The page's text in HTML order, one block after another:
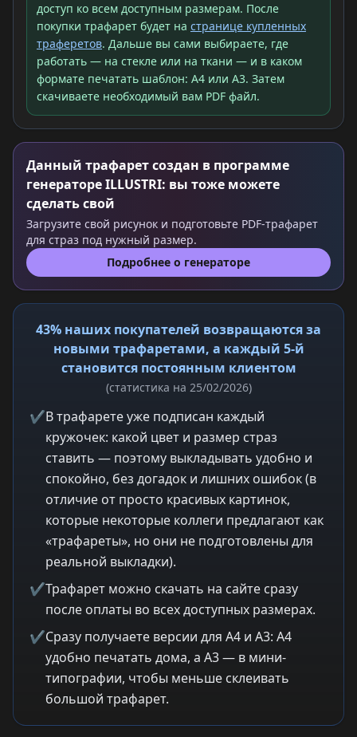
доступ ко всем доступным размерам. После
покупки трафарет будет на странице купленных
траферетов. Дальше вы сами выбираете, где
работать — на стекле или на ткани — и в каком
формате печатать шаблон: A4 или A3. Затем
скачиваете необходимый вам PDF файл.
Данный трафарет создан в программе
генераторе ILLUSTRI: вы тоже можете
сделать свой
Загрузите свой рисунок и подготовьте PDF-трафарет
для страз под нужный размер.
Подробнее о генераторе
43% наших покупателей возвращаются за
новыми трафаретами, а каждый 5-й
становится постоянным клиентом
(статистика на 25/02/2026)
✔В трафарете уже подписан каждый
кружочек: какой цвет и размер страз
ставить — поэтому выкладывать удобно и
спокойно, без догадок и лишних ошибок (в
отличие от просто красивых картинок,
которые некоторые коллеги предлагают как
«трафареты», но они не подготовлены для
реальной выкладки).
✔Трафарет можно скачать на сайте сразу
после оплаты во всех доступных размерах.
✔Сразу получаете версии для A4 и A3: A4
удобно печатать дома, а A3 — в мини-
типографии, чтобы меньше склеивать
большой трафарет.